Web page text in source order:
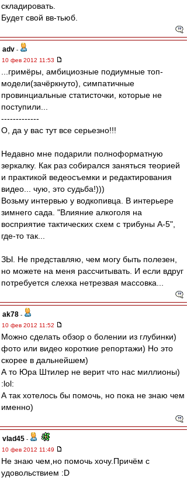
складировать.
Будет свой вв-тьюб.
adv -
10 фев 2012 11:53
...гримёры, амбициозные подиумные топ-
модели(зачёркнуто), симпатичные
провинциальные статисточки, которые не
поступили...
-------------
О, да у вас тут все серьезно!!!
Недавно мне подарили полноформатную
зеркалку. Как раз собирался заняться теорией
и практикой ведеосъемки и редактирования
видео... чую, это судьба!)))
Возьму интервью у водкопивца. В интерьере
зимнего сада. "Влияние алкоголя на
восприятие тактических схем с трибуны А-5",
где-то так...
ЗЫ. Не представляю, чем могу быть полезен,
но можете на меня рассчитывать. И если вдруг
потребуется слехка нетрезвая массовка...
ak78 -
10 фев 2012 11:52
Можно сделать обзор о болении из глубинки)
фото или видео короткие репортажи) Но это
скорее в дальнейшем)
А то Юра Штилер не верит что нас миллионы)
:lol:
А так хотелось бы помочь, но пока не знаю чем
именно)
vlad45 -
10 фев 2012 11:49
Не знаю чем,но помочь хочу.Причём с
удовольствием :D